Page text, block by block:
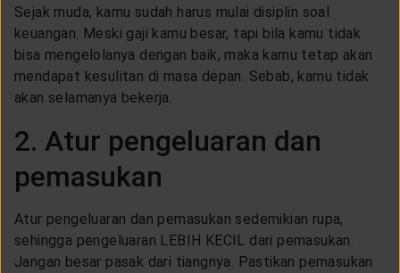
Sejak muda, kamu sudah harus mulai disiplin soal
keuangan. Meski gaji kamu besar, tapi bila kamu tidak
bisa mengelolanya dengan baik, maka kamu tetap akan
mendapat kesulitan di masa depan. Sebab, kamu tidak
akan selamanya bekerja.
2. Atur pengeluaran dan
pemasukan
Atur pengeluaran dan pemasukan sedemikian rupa,
sehingga pengeluaran LEBIH KECIL dari pemasukan.
Jangan besar pasak dari tiangnya. Pastikan pemasukan